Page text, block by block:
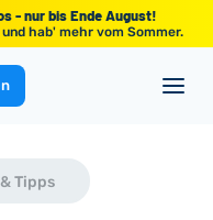
- nur bis Ende August!
hab' mehr vom Sommer.
Tipps